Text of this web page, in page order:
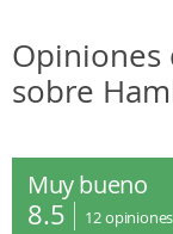
Opiniones
sobre
Muy bueno
8.5 12opiniones